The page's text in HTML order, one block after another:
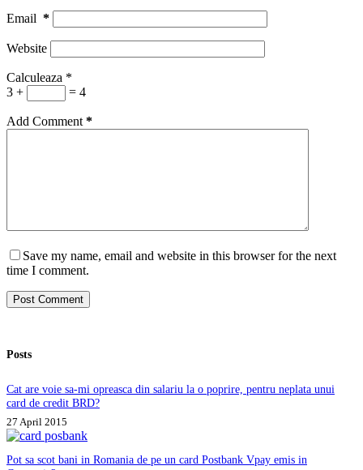
Email *
Website
Calculeaza *
3 +
= 4
Add Comment *
Save my name, email and website in this browser for the next
time I comment.
Post Comment
Posts
Cat are voie sa-mi opreasca din salariu la o poprire, pentru neplata unui
card de credit BRD?
27 April 2015
Pot sa scot bani in Romania de pe un card Postbank Vpay emis in